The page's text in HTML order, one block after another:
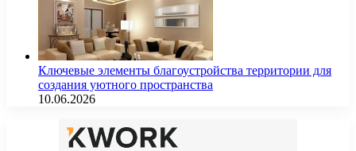
Ключевые элементы благоустройства территории для
создания уютного пространства
10.06.2026